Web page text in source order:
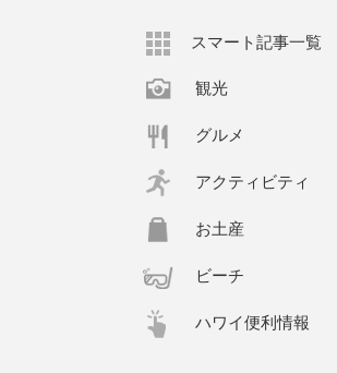
スマート記事一覧
観光
グルメ
アクティビティ
お土産
ビーチ
ハワイ便利情報